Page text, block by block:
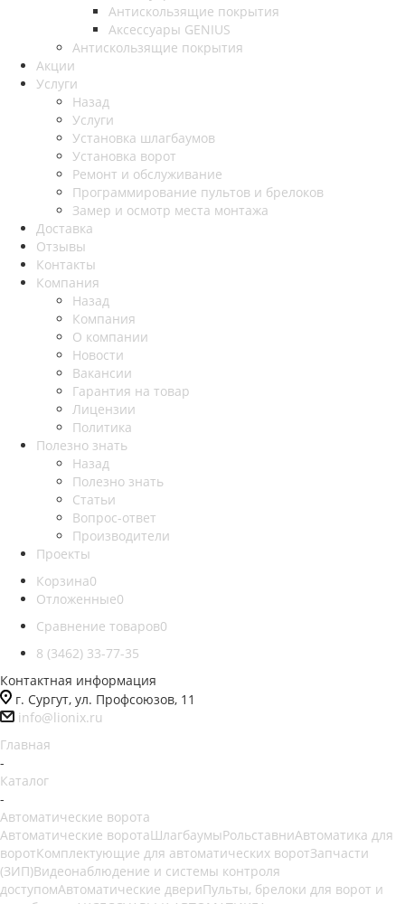
Антискользящие покрытия
Аксессуары GENIUS
Антискользящие покрытия
Акции
Услуги
Назад
Услуги
Установка шлагбаумов
Установка ворот
Ремонт и обслуживание
Программирование пультов и брелоков
Замер и осмотр места монтажа
Доставка
Отзывы
Контакты
Компания
Назад
Компания
О компании
Новости
Вакансии
Гарантия на товар
Лицензии
Политика
Полезно знать
Назад
Полезно знать
Статьи
Вопрос-ответ
Производители
Проекты
Корзина0
Отложенные0
Сравнение товаров0
8 (3462) 33-77-35
Контактная информация
г. Сургут, ул. Профсоюзов, 11
info@lionix.ru
Главная
-
Каталог
-
Автоматические ворота
Автоматические воротаШлагбаумыРольставниАвтоматика для
воротКомплектующие для автоматических воротЗапчасти
(ЗИП)Видеонаблюдение и системы контроля
доступомАвтоматические двериПульты, брелоки для ворот и